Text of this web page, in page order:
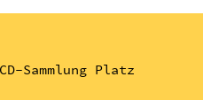
Sammlung Platz